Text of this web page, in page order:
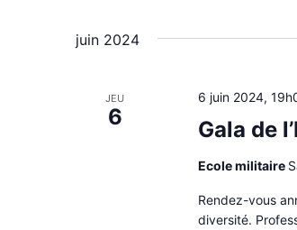
juin 2024
JEU
6 Gala de
6 juin 2024,
Ecole militaire
Rendez-vous
diversité.